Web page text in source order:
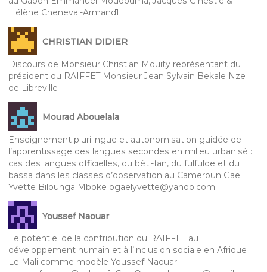
Hélène Cheneval-Armand1
CHRISTIAN DIDIER
Discours de Monsieur Christian Mouity représentant du
président du RAIFFET Monsieur Jean Sylvain Bekale Nze
de Libreville
Mourad Abouelala
Enseignement plurilingue et autonomisation guidée de
l’apprentissage des langues secondes en milieu urbanisé :
cas des langues officielles, du béti-fan, du fulfulde et du
bassa dans les classes d’observation au Cameroun Gaël
Yvette Bilounga Mboke bgaelyvette@yahoo.com
Youssef Naouar
Le potentiel de la contribution du RAIFFET au
développement humain et à l’inclusion sociale en Afrique
Le Mali comme modèle Youssef Naouar